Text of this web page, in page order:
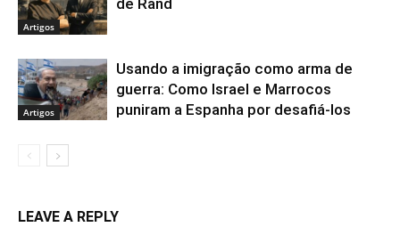
Artigos
de Rand
Artigos
Usando a imigração como arma de
guerra: Como Israel e Marrocos
puniram a Espanha por desafiá-los
LEAVE A REPLY